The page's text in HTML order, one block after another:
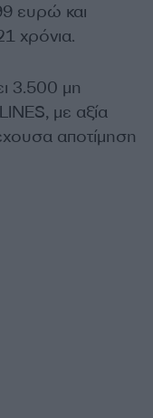
ευρώ και
χρόνια.
3.500 μη
με αξία
αποτίμηση